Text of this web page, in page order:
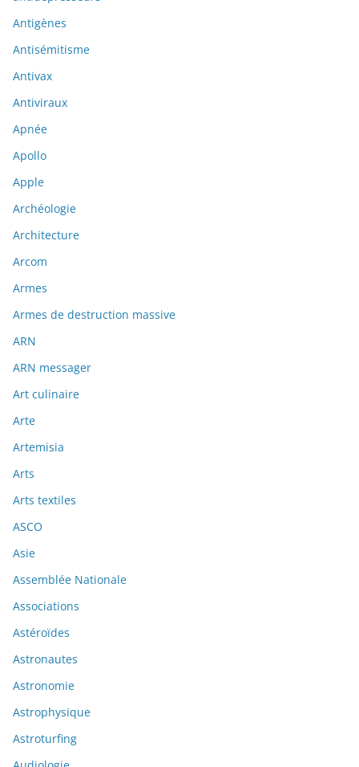
Antigènes
Antisémitisme
Antivax
Antiviraux
Apnée
Apollo
Apple
Archéologie
Architecture
Arcom
Armes
Armes de destruction massive
ARN
ARN messager
Art culinaire
Arte
Artemisia
Arts
Arts textiles
ASCO
Asie
Assemblée Nationale
Associations
Astéroïdes
Astronautes
Astronomie
Astrophysique
Astroturfing